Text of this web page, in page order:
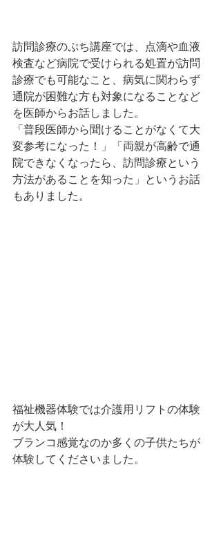
訪問診療のぷち講座では、点滴や血液
検査など病院で受けられる処置が訪問
診療でも可能なこと、病気に関わらず
通院が困難な方も対象になることなど
を医師からお話しました。
「普段医師から聞けることがなくて大
変参考になった！」「両親が高齢で通
院できなくなったら、訪問診療という
方法があることを知った」というお話
もありました。
福祉機器体験では介護用リフトの体験
が大人気！
ブランコ感覚なのか多くの子供たちが
体験してくださいました。